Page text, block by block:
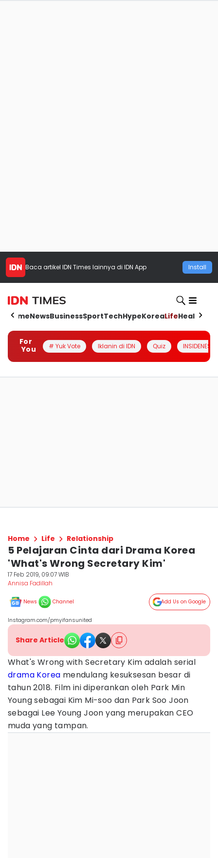
Baca artikel IDN Times lainnya di IDN App Install
HomeNewsBusinessSportTechHypeKoreaLifeHealth
For
You
# Yuk Vote Iklanin di IDN Quiz INSIDENESIA
Home Life Relationship
5 Pelajaran Cinta dari Drama Korea
'What's Wrong Secretary Kim'
17 Feb 2019, 09:07 WIB
Annisa Fadillah
News Channel Add Us on Google
Instagram.com/pmyifansunited
Share Article
What's Wrong with Secretary Kim adalah serial
drama Korea mendulang kesuksesan besar di
tahun 2018. Film ini diperankan oleh Park Min
Young sebagai Kim Mi-soo dan Park Soo Joon
sebagai Lee Young Joon yang merupakan CEO
muda yang tampan.